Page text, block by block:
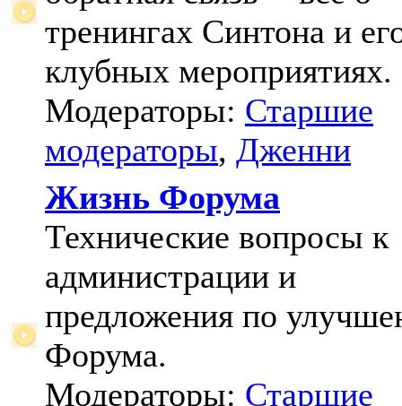
тренингах Синтона и
клубных мероприятиях.
Модераторы: Старшие
модераторы, Дженни
Жизнь Форума
Технические вопросы к
администрации и
предложения по
Форума.
Модераторы: Старшие